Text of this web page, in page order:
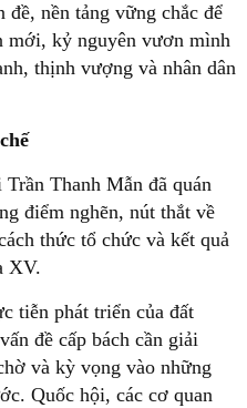
nền tảng vững chắc để
mới, kỷ nguyên vươn mình
thịnh vượng và nhân dân
Thanh Mẫn đã quán
điểm nghẽn, nút thắt về
thức tổ chức và kết quả
XV.
tiễn phát triển của đất
đề cấp bách cần giải
và kỳ vọng vào những
Quốc hội, các cơ quan